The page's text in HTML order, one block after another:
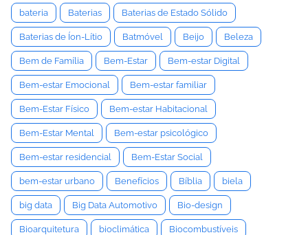
bateria Baterias Baterias de Estado Sólido
Baterias de Íon-Lítio Batmóvel Beijo Beleza
Bem de Família Bem-Estar Bem-estar Digital
Bem-estar Emocional Bem-estar familiar
Bem-Estar Físico Bem-estar Habitacional
Bem-Estar Mental Bem-estar psicológico
Bem-estar residencial Bem-Estar Social
bem-estar urbano Benefícios Bíblia biela
big data Big Data Automotivo Bio-design
Bioarquitetura bioclimática Biocombustíveis